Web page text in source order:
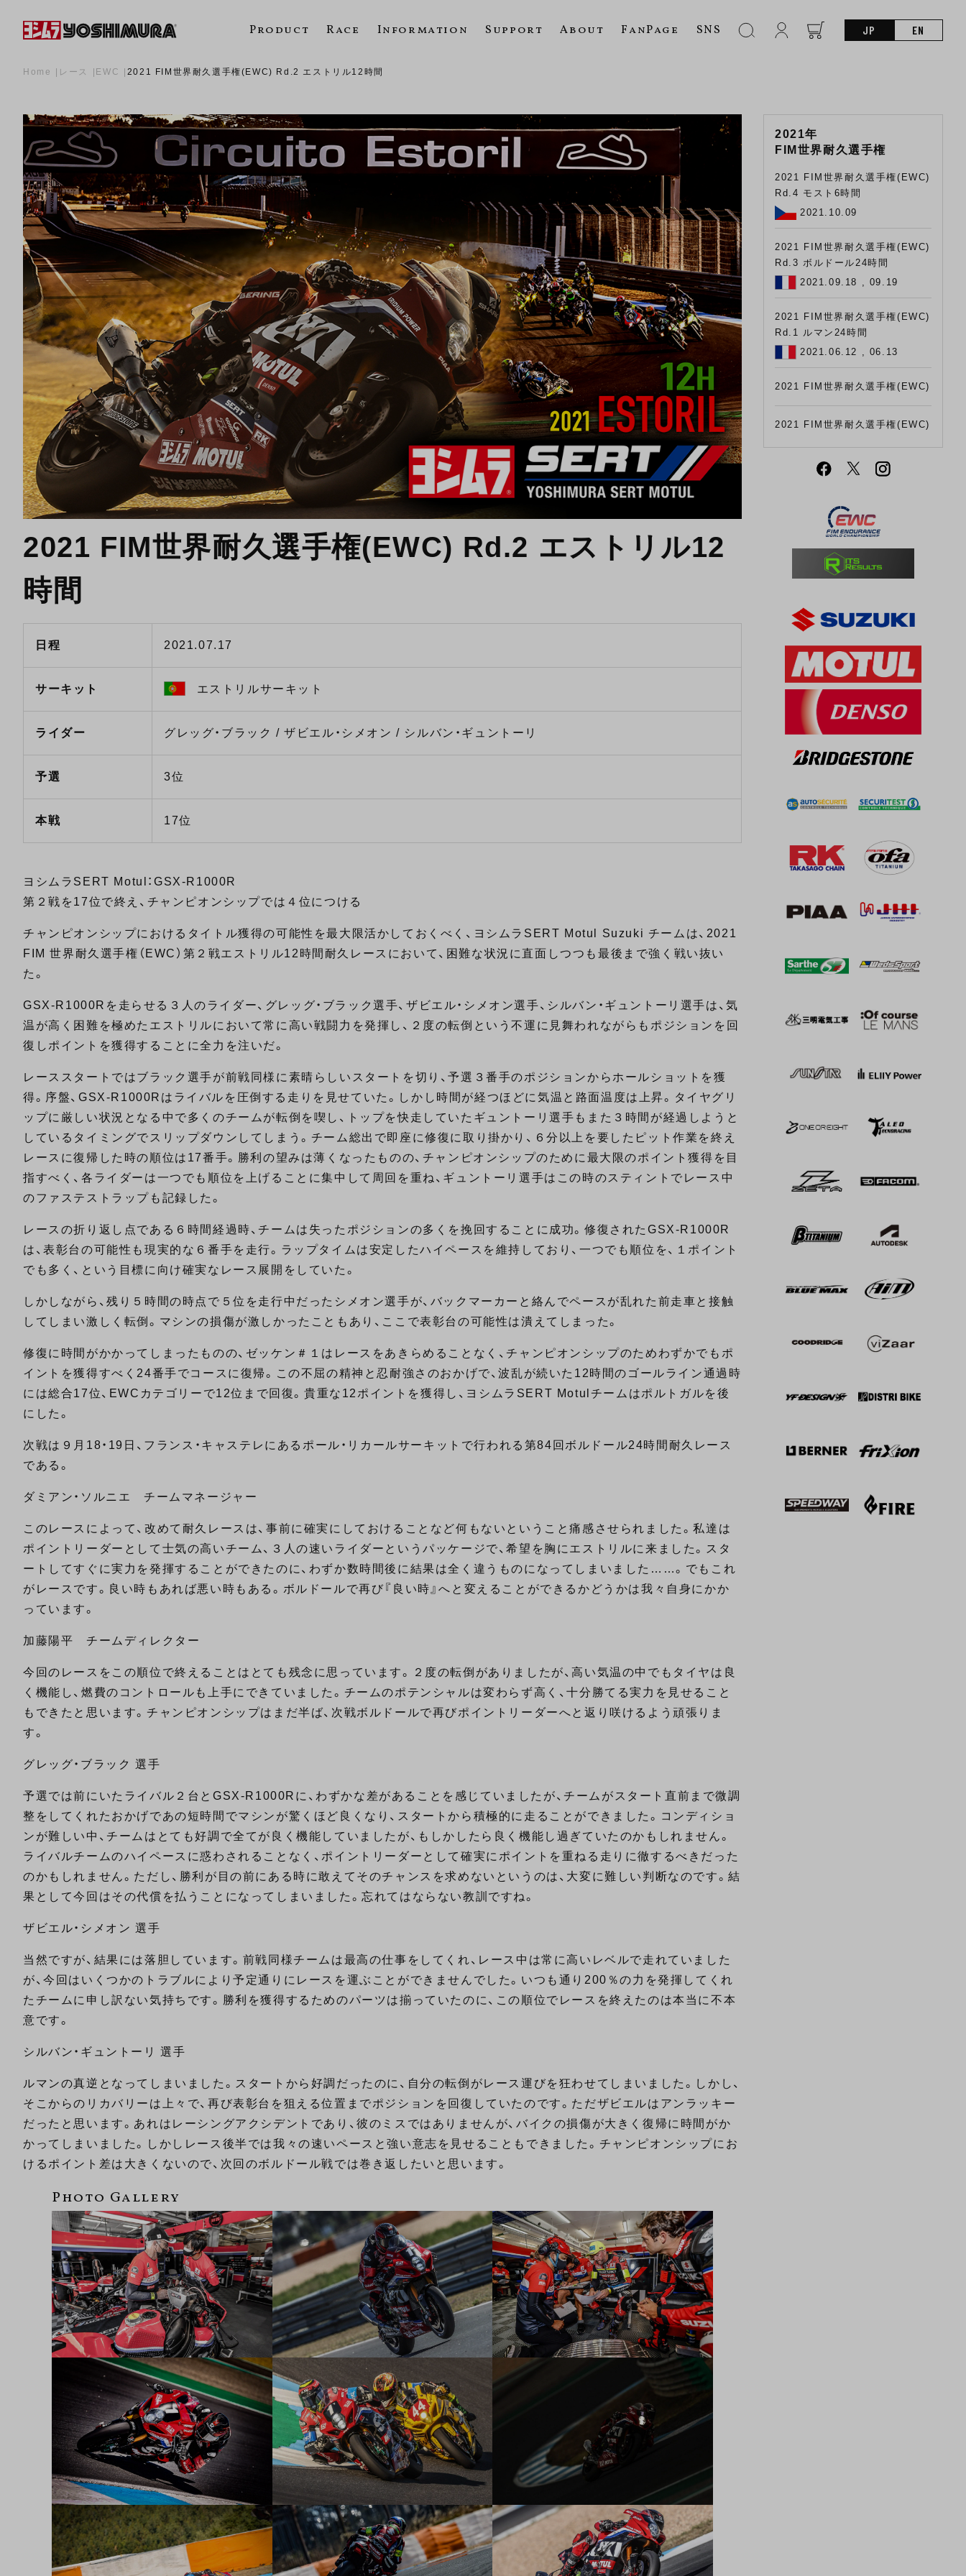
Product Race Information Support About FanPage SNS JP EN
Home レース EWC 2021 FIM世界耐久選手権(EWC) Rd.2 エストリル12時間
2021 FIM世界耐久選手権(EWC) Rd.2 エストリル12
時間
日程 2021.07.17
サーキット エストリルサーキット
ライダー グレッグ・ブラック / ザビエル・シメオン / シルバン・ギュントーリ
予選 3位
本戦 17位
ヨシムラSERT Motul：GSX-R1000R
第２戦を17位で終え、チャンピオンシップでは４位につける
チャンピオンシップにおけるタイトル獲得の可能性を最大限活かしておくべく、ヨシムラSERT Motul Suzuki チームは、2021
FIM 世界耐久選手権（EWC）第２戦エストリル12時間耐久レースにおいて、困難な状況に直面しつつも最後まで強く戦い抜い
た。
GSX-R1000Rを走らせる３人のライダー、グレッグ・ブラック選手、ザビエル・シメオン選手、シルバン・ギュントーリ選手は、気
温が高く困難を極めたエストリルにおいて常に高い戦闘力を発揮し、２度の転倒という不運に見舞われながらもポジションを回
復しポイントを獲得することに全力を注いだ。
レーススタートではブラック選手が前戦同様に素晴らしいスタートを切り、予選３番手のポジションからホールショットを獲
得。序盤、GSX-R1000Rはライバルを圧倒する走りを見せていた。しかし時間が経つほどに気温と路面温度は上昇。タイヤグリ
ップに厳しい状況となる中で多くのチームが転倒を喫し、トップを快走していたギュントーリ選手もまた３時間が経過しようと
しているタイミングでスリップダウンしてしまう。チーム総出で即座に修復に取り掛かり、６分以上を要したピット作業を終え
レースに復帰した時の順位は17番手。勝利の望みは薄くなったものの、チャンピオンシップのために最大限のポイント獲得を目
指すべく、各ライダーは一つでも順位を上げることに集中して周回を重ね、ギュントーリ選手はこの時のスティントでレース中
のファステストラップも記録した。
レースの折り返し点である６時間経過時、チームは失ったポジションの多くを挽回することに成功。修復されたGSX-R1000R
は、表彰台の可能性も現実的な６番手を走行。ラップタイムは安定したハイペースを維持しており、一つでも順位を、１ポイント
でも多く、という目標に向け確実なレース展開をしていた。
しかしながら、残り５時間の時点で５位を走行中だったシメオン選手が、バックマーカーと絡んでペースが乱れた前走車と接触
してしまい激しく転倒。マシンの損傷が激しかったこともあり、ここで表彰台の可能性は潰えてしまった。
修復に時間がかかってしまったものの、ゼッケン＃１はレースをあきらめることなく、チャンピオンシップのためわずかでもポ
イントを獲得すべく24番手でコースに復帰。この不屈の精神と忍耐強さのおかげで、波乱が続いた12時間のゴールライン通過時
には総合17位、EWCカテゴリーで12位まで回復。貴重な12ポイントを獲得し、ヨシムラSERT Motulチームはポルトガルを後
にした。
次戦は９月18・19日、フランス・キャステレにあるポール・リカールサーキットで行われる第84回ボルドール24時間耐久レース
である。
ダミアン・ソルニエ チームマネージャー
このレースによって、改めて耐久レースは、事前に確実にしておけることなど何もないということ痛感させられました。私達は
ポイントリーダーとして士気の高いチーム、３人の速いライダーというパッケージで、希望を胸にエストリルに来ました。スタ
ートしてすぐに実力を発揮することができたのに、わずか数時間後に結果は全く違うものになってしまいました……。でもこれ
がレースです。良い時もあれば悪い時もある。ボルドールで再び『良い時』へと変えることができるかどうかは我々自身にかか
っています。
加藤陽平 チームディレクター
今回のレースをこの順位で終えることはとても残念に思っています。２度の転倒がありましたが、高い気温の中でもタイヤは良
く機能し、燃費のコントロールも上手にできていました。チームのポテンシャルは変わらず高く、十分勝てる実力を見せること
もできたと思います。チャンピオンシップはまだ半ば、次戦ボルドールで再びポイントリーダーへと返り咲けるよう頑張りま
す。
グレッグ・ブラック 選手
予選では前にいたライバル２台とGSX-R1000Rに、わずかな差があることを感じていましたが、チームがスタート直前まで微調
整をしてくれたおかげであの短時間でマシンが驚くほど良くなり、スタートから積極的に走ることができました。コンディショ
ンが難しい中、チームはとても好調で全てが良く機能していましたが、もしかしたら良く機能し過ぎていたのかもしれません。
ライバルチームのハイペースに惑わされることなく、ポイントリーダーとして確実にポイントを重ねる走りに徹するべきだった
のかもしれません。ただし、勝利が目の前にある時に敢えてそのチャンスを求めないというのは、大変に難しい判断なのです。結
果として今回はその代償を払うことになってしまいました。忘れてはならない教訓ですね。
ザビエル・シメオン 選手
当然ですが、結果には落胆しています。前戦同様チームは最高の仕事をしてくれ、レース中は常に高いレベルで走れていました
が、今回はいくつかのトラブルにより予定通りにレースを運ぶことができませんでした。いつも通り200％の力を発揮してくれ
たチームに申し訳ない気持ちです。勝利を獲得するためのパーツは揃っていたのに、この順位でレースを終えたのは本当に不本
意です。
シルバン・ギュントーリ 選手
ルマンの真逆となってしまいました。スタートから好調だったのに、自分の転倒がレース運びを狂わせてしまいました。しかし、
そこからのリカバリーは上々で、再び表彰台を狙える位置までポジションを回復していたのです。ただザビエルはアンラッキー
だったと思います。あれはレーシングアクシデントであり、彼のミスではありませんが、バイクの損傷が大きく復帰に時間がか
かってしまいました。しかしレース後半では我々の速いペースと強い意志を見せることもできました。チャンピオンシップにお
けるポイント差は大きくないので、次回のボルドール戦では巻き返したいと思います。
2021年
FIM世界耐久選手権
2021 FIM世界耐久選手権(EWC)
Rd.4 モスト6時間
2021.10.09
2021 FIM世界耐久選手権(EWC)
Rd.3 ボルドール24時間
2021.09.18 , 09.19
2021 FIM世界耐久選手権(EWC)
Rd.1 ルマン24時間
2021.06.12 , 06.13
2021 FIM世界耐久選手権(EWC)
2021 FIM世界耐久選手権(EWC)